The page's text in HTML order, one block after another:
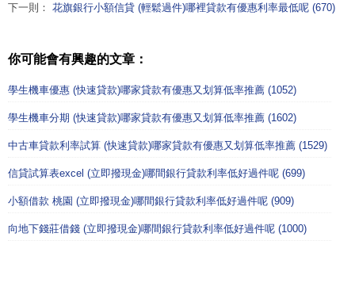
下一則： 花旗銀行小額信貸 (輕鬆過件)哪裡貸款有優惠利率最低呢 (670)
你可能會有興趣的文章：
學生機車優惠 (快速貸款)哪家貸款有優惠又划算低率推薦 (1052)
學生機車分期 (快速貸款)哪家貸款有優惠又划算低率推薦 (1602)
中古車貸款利率試算 (快速貸款)哪家貸款有優惠又划算低率推薦 (1529)
信貸試算表excel (立即撥現金)哪間銀行貸款利率低好過件呢 (699)
小額借款 桃園 (立即撥現金)哪間銀行貸款利率低好過件呢 (909)
向地下錢莊借錢 (立即撥現金)哪間銀行貸款利率低好過件呢 (1000)